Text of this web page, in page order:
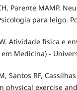
Parente MAMP.
para leigo.
Atividade física e
Medicina) -
Santos RF,
physical exercise